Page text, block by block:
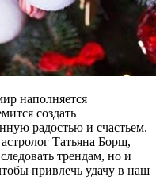
наполняется
создать
радостью и счастьем.
Татьяна Борщ,
трендам, но и
привлечь удачу в наш